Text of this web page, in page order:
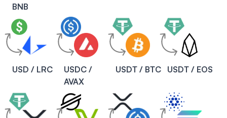
BNB
USD / LRC
USDC /
AVAX
USDT / BTC USDT / EOS